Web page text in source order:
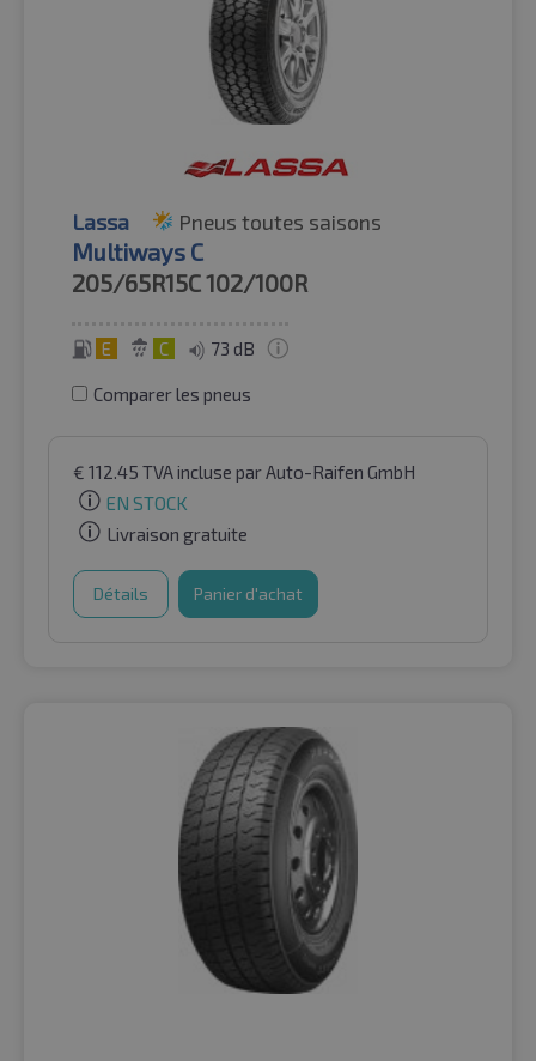
Lassa Pneus toutes saisons
Multiways C
205/65R15C102/100R
E C 73 dB
Comparer les pneus
€ 112.45 TVA incluse par Auto-Raifen GmbH
EN STOCK
Livraison gratuite
Détails Panier d'achat